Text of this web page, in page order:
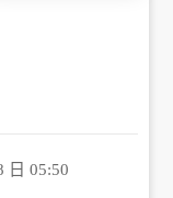
日 05:50